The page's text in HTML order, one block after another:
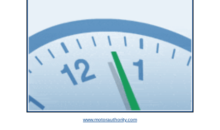
www.motorauthority.com